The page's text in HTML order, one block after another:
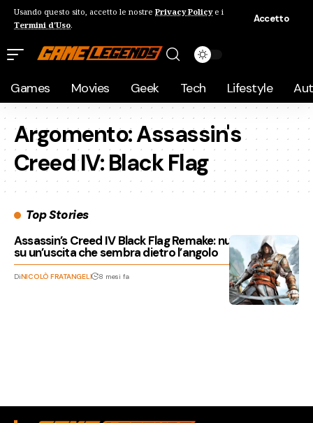
Usando questo sito, accetto le nostre Privacy Policye i
Termini d'Uso.
Accetto
Games Movies Geek Tech Lifestyle
Argomento:Assassin's
Creed IV: Black Flag
Top Stories
Assassin’s Creed IV Black Flag Remake: nuovi dettagli
su un’uscita che sembra dietro l’angolo
DiNICOLÒ FRATANGELI 8 mesi fa